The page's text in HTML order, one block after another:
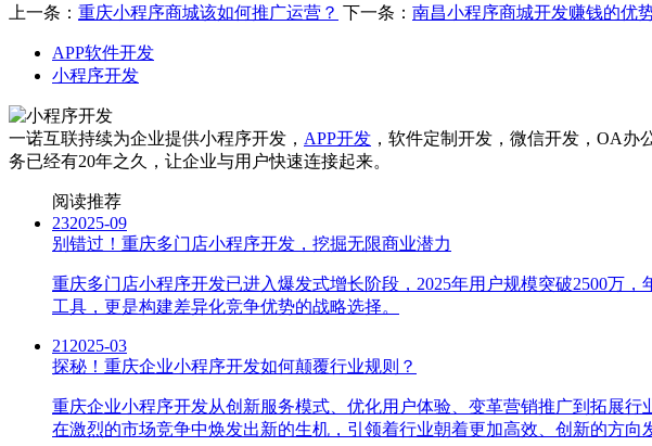
上一条： 重庆小程序商城该如何推广运营？ 下一条： 南昌小程序商城开发赚钱的优
APP软件开发
小程序开发
一诺互联持续为企业提供小程序开发， APP开发 ，软件定制开发，微信开发，OA
务已经有20年之久，让企业与用户快速连接起来。
阅读推荐
232025-09
别错过！重庆多门店小程序开发，挖掘无限商业潜力
重庆多门店小程序开发已进入爆发式增长阶段，2025年用户规模突破2500万
工具，更是构建差异化竞争优势的战略选择。
21 2025-03
探秘！重庆企业小程序开发如何颠覆行业规则？
重庆企业小程序开发从创新服务模式、优化用户体验、变革营销推广到拓展
在激烈的市场竞争中焕发出新的生机，引领着行业朝着更加高效、创新的方向